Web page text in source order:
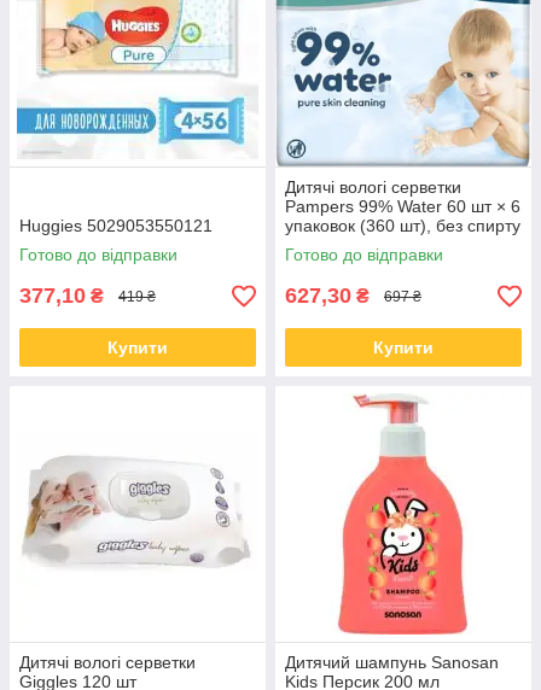
Huggies 5029053550121
Готово до відправки
377,10 ₴ 419 ₴
Купити
Дитячі вологі серветки
Pampers 99% Water 60 шт × 6
упаковок (360 шт), без спирту
та ароматизаторів, для
новонароджених
Готово до відправки
627,30 ₴ 697 ₴
Купити
Дитячі вологі серветки
Giggles 120 шт
Дитячий шампунь Sanosan
Kids Персик 200 мл